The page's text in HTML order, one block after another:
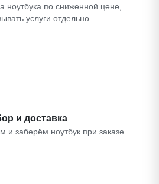
ноутбука по сниженной цене,
услуги отдельно.
и доставка
и заберём ноутбук при заказе